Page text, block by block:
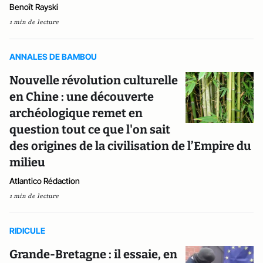
Benoît Rayski
1 min de lecture
ANNALES DE BAMBOU
Nouvelle révolution culturelle
en Chine : une découverte
archéologique remet en
question tout ce que l'on sait
des origines de la civilisation de l’Empire du
milieu
Atlantico Rédaction
1 min de lecture
RIDICULE
Grande-Bretagne : il essaie, en